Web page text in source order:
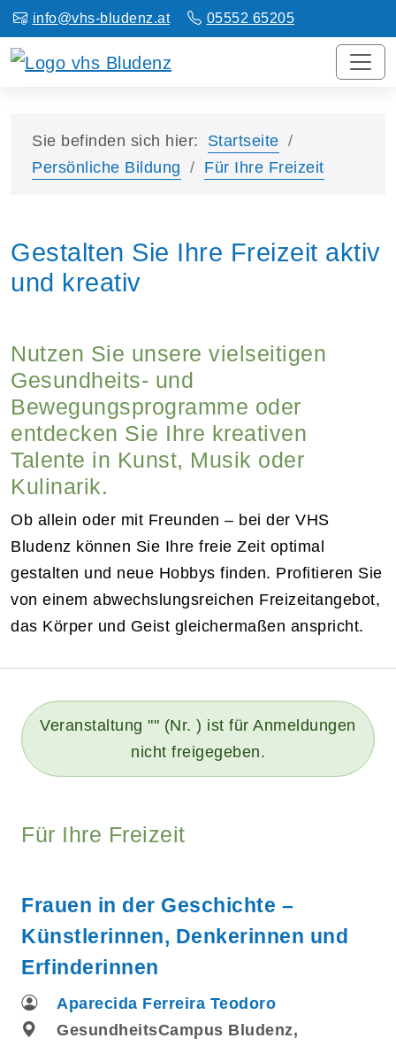
info@vhs-bludenz.at 05552 65205
Sie befinden sich hier:
Startseite
Persönliche Bildung
Für Ihre Freizeit
Gestalten Sie Ihre Freizeit aktiv
und kreativ
Nutzen Sie unsere vielseitigen
Gesundheits- und
Bewegungsprogramme oder
entdecken Sie Ihre kreativen
Talente in Kunst, Musik oder
Kulinarik.
Ob allein oder mit Freunden – bei der VHS
Bludenz können Sie Ihre freie Zeit optimal
gestalten und neue Hobbys finden. Profitieren Sie
von einem abwechslungsreichen Freizeitangebot,
das Körper und Geist gleichermaßen anspricht.
Veranstaltung "" (Nr. ) ist für Anmeldungen
nicht freigegeben.
Für Ihre Freizeit
Frauen in der Geschichte –
Künstlerinnen, Denkerinnen und
Erfinderinnen
Aparecida Ferreira Teodoro
GesundheitsCampus Bludenz,